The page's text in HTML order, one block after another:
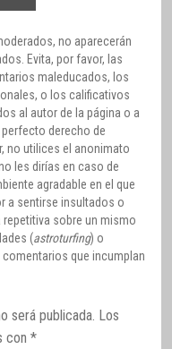
no aparecerán
Evita, por favor, las
maleducados, los
o los calificativos
al autor de la página o a
derecho de
no utilices el anonimato
les dirías en caso de
agradable en el que
a sentirse insultados o
sobre un mismo
(astroturfing) o
que incumplan
será publicada. Los
con *